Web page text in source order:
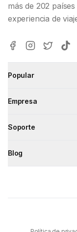
más de 202
experiencia de
Popular
Empresa
Soporte
Blog